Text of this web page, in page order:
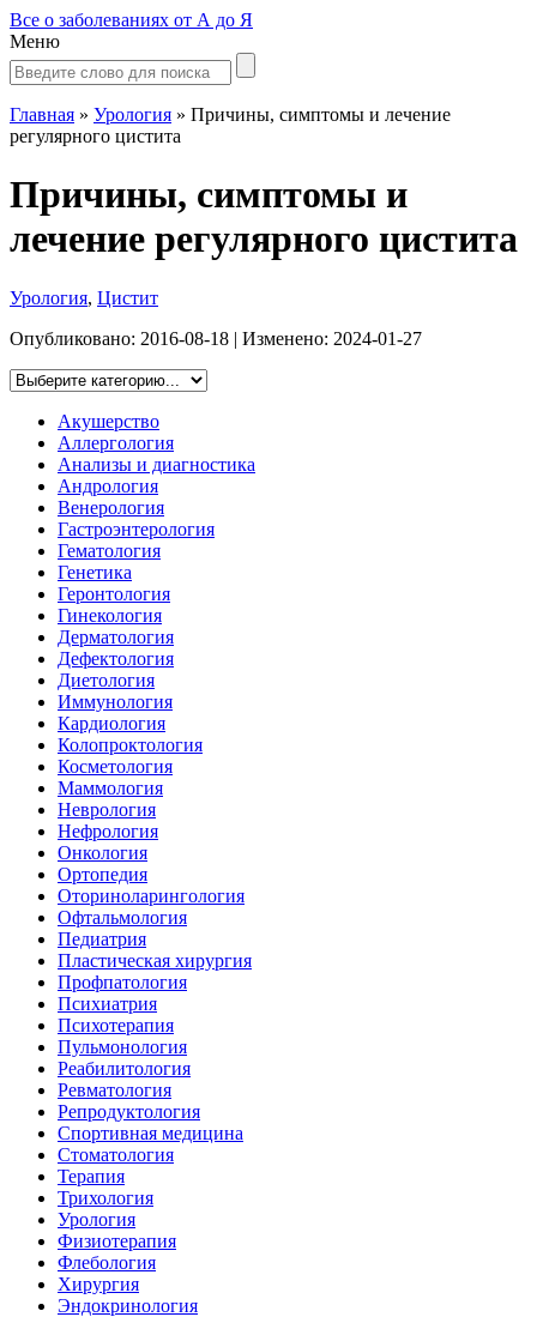
Все о заболеваниях от А до Я
Меню
Главная » Урология » Причины, симптомы и лечение
регулярного цистита
Причины, симптомы и
лечение регулярного цистита
Урология, Цистит
Опубликовано: 2016-08-18 | Изменено: 2024-01-27
Акушерство
Аллергология
Анализы и диагностика
Андрология
Венерология
Гастроэнтерология
Гематология
Генетика
Геронтология
Гинекология
Дерматология
Дефектология
Диетология
Иммунология
Кардиология
Колопроктология
Косметология
Маммология
Неврология
Нефрология
Онкология
Ортопедия
Оториноларингология
Офтальмология
Педиатрия
Пластическая хирургия
Профпатология
Психиатрия
Психотерапия
Пульмонология
Реабилитология
Ревматология
Репродуктология
Спортивная медицина
Стоматология
Терапия
Трихология
Урология
Физиотерапия
Флебология
Хирургия
Эндокринология